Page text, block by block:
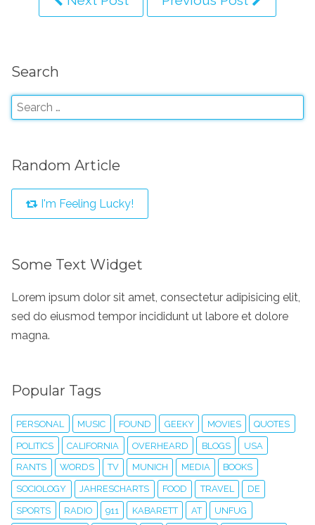
Search
Random Article
I'm Feeling Lucky!
Some Text Widget
Lorem ipsum dolor sit amet, consectetur adipisicing elit,
sed do eiusmod tempor incididunt ut labore et dolore
magna.
Popular Tags
PERSONAL MUSIC FOUND GEEKY MOVIES QUOTES
POLITICS CALIFORNIA OVERHEARD BLOGS USA
RANTS WORDS TV MUNICH MEDIA BOOKS
SOCIOLOGY JAHRESCHARTS FOOD TRAVEL DE
SPORTS RADIO 911 KABARETT AT UNFUG